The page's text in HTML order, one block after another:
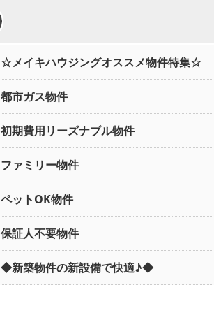
☆メイキハウジングオススメ物件特集☆
都市ガス物件
初期費用リーズナブル物件
ファミリー物件
ペットOK物件
保証人不要物件
◆新築物件の新設備で快適♪◆